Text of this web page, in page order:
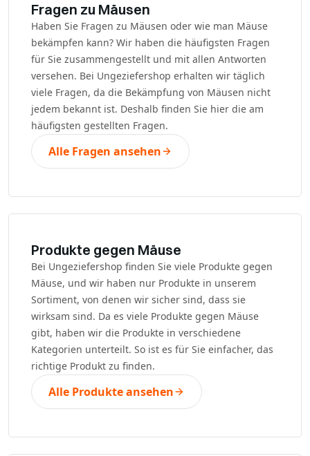
Fragen zu Mäusen
Haben Sie Fragen zu Mäusen oder wie man Mäuse
bekämpfen kann? Wir haben die häufigsten Fragen
für Sie zusammengestellt und mit allen Antworten
versehen. Bei Ungeziefershop erhalten wir täglich
viele Fragen, da die Bekämpfung von Mäusen nicht
jedem bekannt ist. Deshalb finden Sie hier die am
häufigsten gestellten Fragen.
Alle Fragen ansehen
Produkte gegen Mäuse
Bei Ungeziefershop finden Sie viele Produkte gegen
Mäuse, und wir haben nur Produkte in unserem
Sortiment, von denen wir sicher sind, dass sie
wirksam sind. Da es viele Produkte gegen Mäuse
gibt, haben wir die Produkte in verschiedene
Kategorien unterteilt. So ist es für Sie einfacher, das
richtige Produkt zu finden.
Alle Produkte ansehen